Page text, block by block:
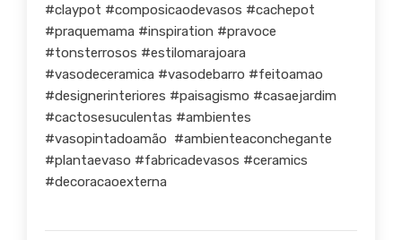
#claypot #composicaodevasos #cachepot
#praquemama #inspiration #pravoce
#tonsterrosos #estilomarajoara
#vasodeceramica #vasodebarro #feitoamao
#designerinteriores #paisagismo #casaejardim
#cactosesuculentas #ambientes
#vasopintadoamão #ambienteaconchegante
#plantaevaso #fabricadevasos #ceramics
#decoracaoexterna